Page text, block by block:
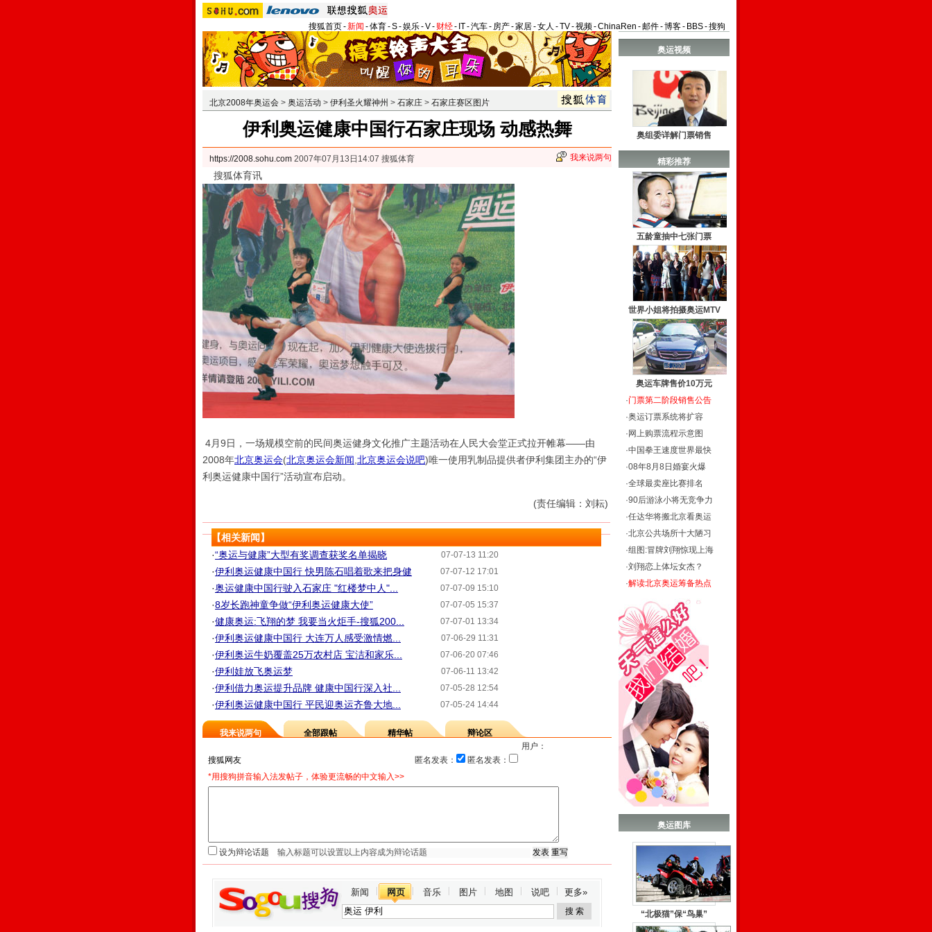
搜狐首页-新闻 -体育-S-娱乐-V- 财经- IT-汽车- 房产-家居-女人 -TV-视频-ChinaRen -邮件-博客- BBS-搜狗
北京2008年奥运会 > 奥运活动 > 伊利圣火耀神州 > 石家庄 > 石家庄赛区图片
伊利奥运健康中国行石家庄现场 动感热舞
https://2008.sohu.com 2007年07月13日14:07 搜狐体育 我来说两句
搜狐体育讯
4月9日，一场规模空前的民间奥运健身文化推广主题活动在人民大会堂正式拉开帷幕——由
2008年北京奥运会(北京奥运会新闻 北京奥运会说吧)唯一使用乳制品提供者伊利集团主办的“伊
利奥运健康中国行”活动宣布启动。
(责任编辑：刘耘)
【相关新闻】
07-07-13 11:20
·“奥运与健康”大型有奖调查获奖名单揭晓
07-07-12 17:01
·伊利奥运健康中国行 快男陈石唱着歌来把身健
07-07-09 15:10
·奥运健康中国行驶入石家庄 "红楼梦中人"...
07-07-05 15:37
·8岁长跑神童争做“伊利奥运健康大使”
07-07-01 13:34
·健康奥运:飞翔的梦 我要当火炬手-搜狐200...
07-06-29 11:31
·伊利奥运健康中国行 大连万人感受激情燃...
07-06-20 07:46
·伊利奥运牛奶覆盖25万农村店 宝洁和家乐...
07-06-11 13:42
·伊利娃放飞奥运梦
07-05-28 12:54
·伊利借力奥运提升品牌 健康中国行深入社...
07-05-24 14:44
·伊利奥运健康中国行 平民迎奥运齐鲁大地...
我来说两句 全部跟帖 精华帖
辩论区
用户：
匿名发表：
匿名发表：
*用搜狗拼音输入法发帖子，体验更流畅的中文输入>>
设为辩论话题
新闻 网页 音乐 图片 地图 说吧 更多»
奥运视频
奥组委详解门票销售
精彩推荐
五龄童抽中七张门票
世界小姐将拍摄奥运MTV
奥运车牌售价10万元
·门票第二阶段销售公告
·奥运订票系统将扩容
· 网上购票流程示意图
·中国拳王速度世界最快
·08年8月8日婚宴火爆
·全球最卖座比赛排名
·90后游泳小将无竞争力
·任达华将搬北京看奥运
·北京公共场所十大陋习
·组图:冒牌刘翔惊现上海
·刘翔恋上体坛女杰？
·解读北京奥运筹备热点
奥运图库
“北极猫”保“鸟巢”